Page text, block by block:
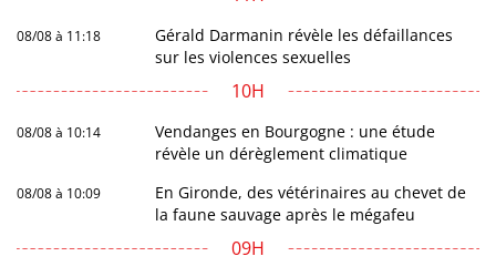
08/08 à 11:18
Gérald Darmanin révèle les défaillances
sur les violences sexuelles
10H
08/08 à 10:14
Vendanges en Bourgogne : une étude
révèle un dérèglement climatique
08/08 à 10:09
En Gironde, des vétérinaires au chevet de
la faune sauvage après le mégafeu
09H